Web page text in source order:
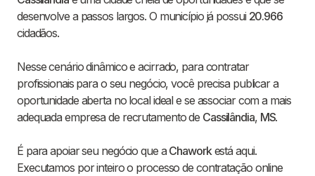
desenvolve a passos largos. O município já possui 20.966
cidadãos.
Nesse cenário dinâmico e acirrado, para contratar
profissionais para o seu negócio, você precisa publicar a
oportunidade aberta no local ideal e se associar com a mais
adequada empresa de recrutamento de Cassilândia, MS.
É para apoiar seu negócio que a Chaworkestá aqui.
Executamos por inteiro o processo de contratação online